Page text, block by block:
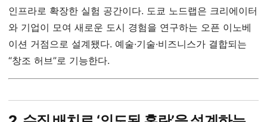
인프라로 확장한 실험 공간이다. 도쿄 노드랩은 크리에이터
와 기업이 모여 새로운 도시 경험을 연구하는 오픈 이노베
이션 거점으로 설계됐다. 예술·기술·비즈니스가 결합되는
“창조 허브”로 기능한다.